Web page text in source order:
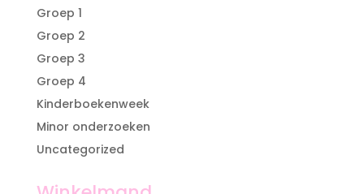
Groep 1
Groep 2
Groep 3
Groep 4
Kinderboekenweek
Minor onderzoeken
Uncategorized